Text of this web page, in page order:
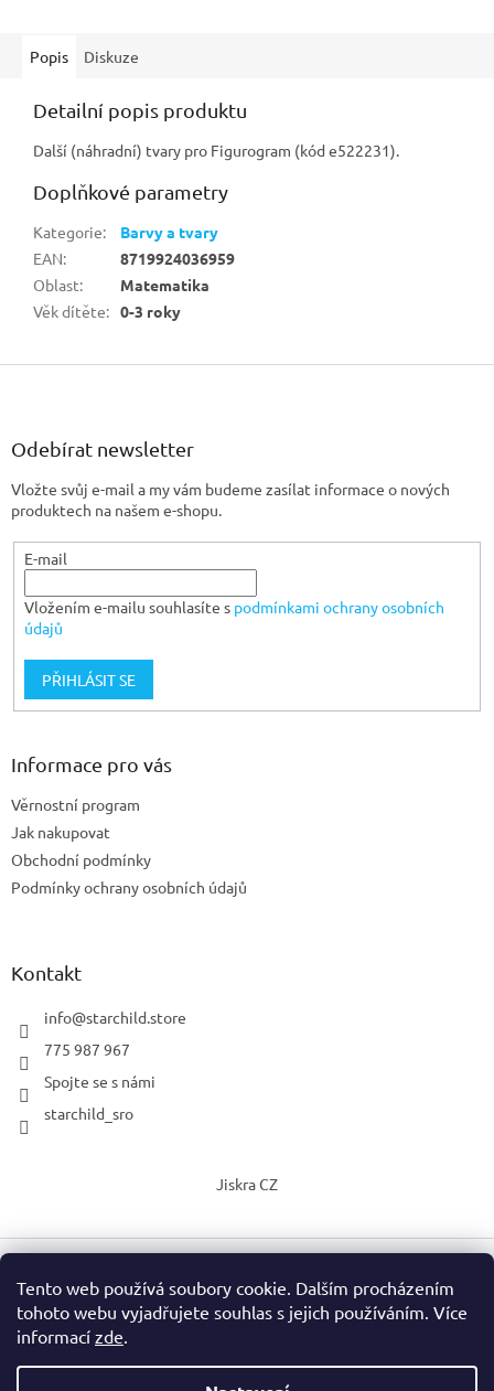
Tento web používá soubory cookie. Dalším procházením
tohoto webu vyjadřujete souhlas s jejich používáním. Více
informací zde.
Popis Diskuze
Detailní popis produktu
Další (náhradní) tvary pro Figurogram (kód e522231).
Doplňkové parametry
Kategorie:
Barvy a tvary
EAN:
8719924036959
Oblast:
Matematika
Věk dítěte: 0-3 roky
Z
Odebírat newsletter
Vložte svůj e-mail a my vám budeme zasílat informace o nových
produktech na našem e-shopu.
E-mail
Vložením e-mailu souhlasíte s podmínkami ochrany osobních
údajů
PŘIHLÁSIT SE
Informace pro vás
Věrnostní program
Jak nakupovat
Obchodní podmínky
Podmínky ochrany osobních údajů
Kontakt
info@starchild.store
775 987 967
Spojte se s námi
starchild_sro
Jiskra CZ
Vytvořil Shoptet
Upravit nastavení cookies